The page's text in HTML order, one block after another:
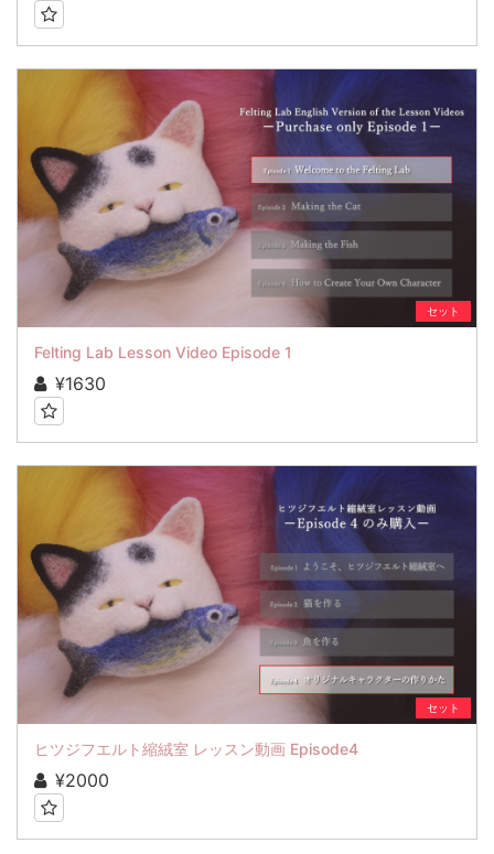
セット
Felting Lab Lesson Video Episode 1
¥1630
セット
ヒツジフエルト縮絨室 レッスン動画 Episode4
¥2000